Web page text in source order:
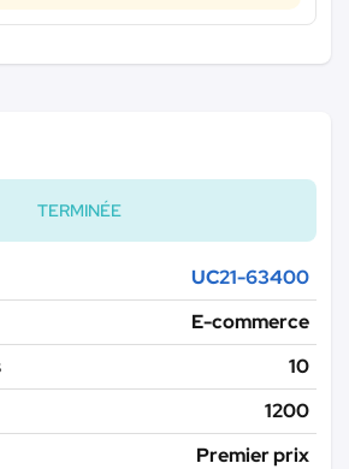
TERMINÉE
UC21-63400
E-commerce
10
1200
Premier prix